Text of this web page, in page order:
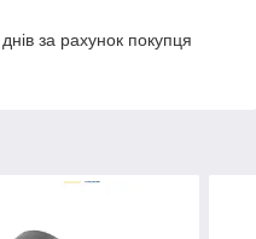
за рахунок покупця